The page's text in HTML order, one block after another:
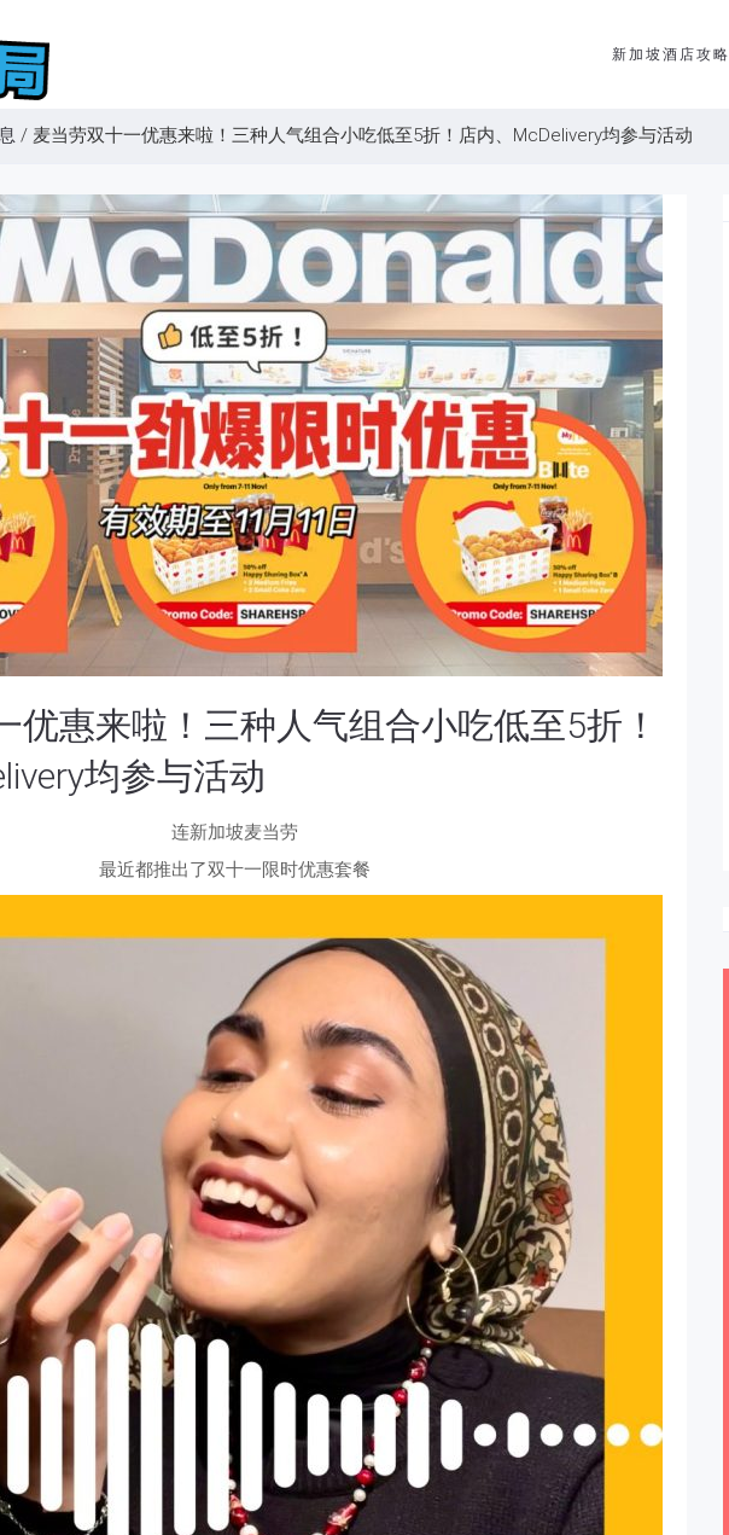
新加坡酒店攻略
/ 麦当劳双十一优惠来啦！三种人气组合小吃低至5折！店内、McDelivery均参与活动
优惠来啦！三种人气组合小吃低至5折！
均参与活动
连新加坡麦当劳
最近都推出了双十一限时优惠套餐